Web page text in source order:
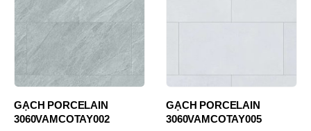
GẠCH PORCELAIN
3060VAMCOTAY005
GẠCH PORCELAIN
6060VAMCODONG006-FP